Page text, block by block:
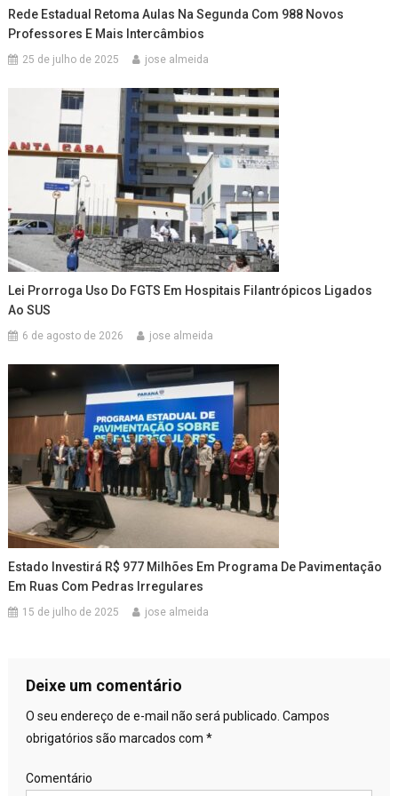
Rede Estadual Retoma Aulas Na Segunda Com 988 Novos
Professores E Mais Intercâmbios
25 de julho de 2025 jose almeida
Lei Prorroga Uso Do FGTS Em Hospitais Filantrópicos Ligados
Ao SUS
6 de agosto de 2026 jose almeida
Estado Investirá R$ 977 Milhões Em Programa De Pavimentação
Em Ruas Com Pedras Irregulares
15 de julho de 2025 jose almeida
Deixe um comentário
O seu endereço de e-mail não será publicado. Campos
obrigatórios são marcados com *
Comentário